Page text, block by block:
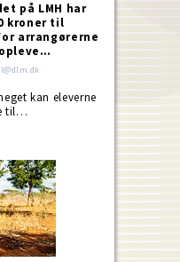
på LMH har
kroner til
arrangørerne
kan eleverne
til…